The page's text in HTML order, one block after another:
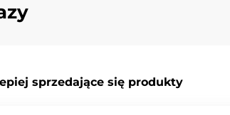
sprzedające się produkty